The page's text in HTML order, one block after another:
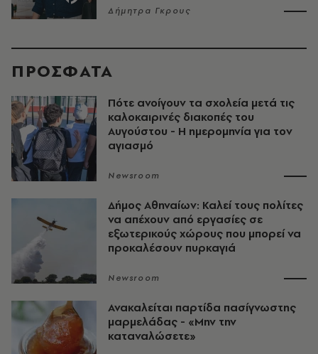
Δήμητρα Γκρους
ΠΡΟΣΦΑΤΑ
Πότε ανοίγουν τα σχολεία μετά τις
καλοκαιρινές διακοπές του
Αυγούστου - Η ημερομηνία για τον
αγιασμό
Newsroom
Δήμος Αθηναίων: Καλεί τους πολίτες
να απέχουν από εργασίες σε
εξωτερικούς χώρους που μπορεί να
προκαλέσουν πυρκαγιά
Newsroom
Ανακαλείται παρτίδα πασίγνωστης
μαρμελάδας - «Μην την
καταναλώσετε»